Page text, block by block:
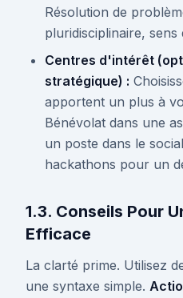
Résolution de
pluridisciplinaire, sens
Centres d'intérêt
stratégique) :
apportent un plus à
Bénévolat dans une
un poste dans le
hackathons pour un
1.3. Conseils Pour
Efficace
La clarté prime. Utilisez
une syntaxe simple.